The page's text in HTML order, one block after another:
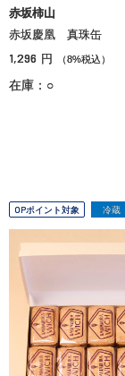
赤坂柿山
赤坂慶凰 真珠缶
1,296 円 （8%税込）
在庫：○
OPポイント対象 冷蔵